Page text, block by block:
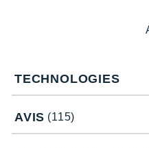
Asics Gel-Contend
Après comparaison avec la
La présence d'une
posture etfluidifiervos
Une nouvelle mousse
intermédiaire pour un
TECHNOLOGIES
AVIS (115)
Smoon
Speedo